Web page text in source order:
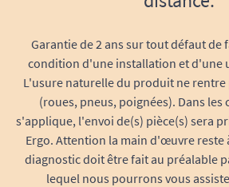
accidents et taches.
Personnalisationavec un
couleurs (demandez le
Installation facile,
fauteuils releveurs Fitform.
Des matériaux techniques
sécurité et la durabilité
Garantie de 2 ans sur tout défaut de
condition d'une installation et d'une
L'usure naturelle du produit ne rentre
(roues, pneus, poignées). Dans les
s'applique, l'envoi de(s) pièce(s) sera
Ergo. Attention la main d'œuvre reste
diagnostic doit être fait au préalable
lequel nous pourrons vous